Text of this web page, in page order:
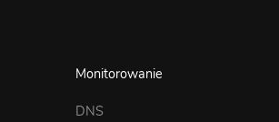
Monitorowanie
DNS